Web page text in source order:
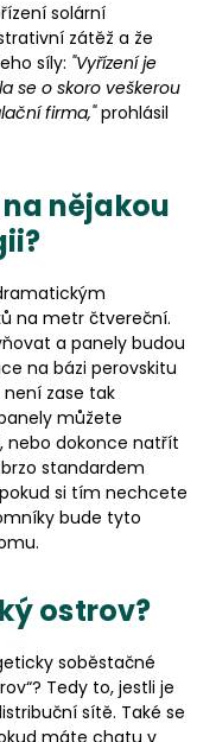
solární
zátěž a že
síly: "Vyřízení je
se o skoro veškerou
firma,"prohlásil
nějakou
na metr čtvereční.
a panely budou
na bázi perovskitu
není zase tak
můžete
nebo dokonce natřít
standardem
si tím nechcete
bude tyto
ostrov?
soběstačné
Tedy to, jestli je
sítě. Také se